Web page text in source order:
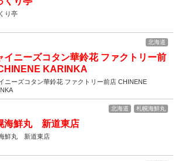
り亭
北海道
イニーズコタン華鈴花 ファクトリー前
KARINKA
ニーズコタン華鈴花 ファクトリー前店 CHINENE
北海道 札幌海鮮丸
海鮮丸 新道東店
鮮丸 新道東店